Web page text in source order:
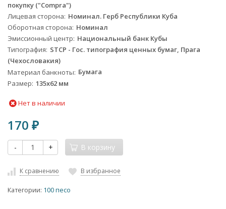
покупку ("Compra")
Лицевая сторона Номинал. Герб Республики Куба
Оборотная сторона Номинал
Эмиссионный центр Национальный банк Кубы
Типография STCP - Гос. типография ценных бумаг, Прага
(Чехословакия)
Материал банкноты Бумага
Размер 135х62 мм
Нет в наличии
170 ₽
- + В корзину
К сравнению В избранное
Категории: 100 песо